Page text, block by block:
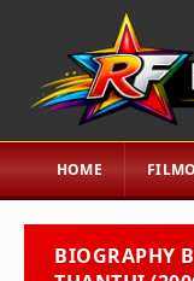
HOME
BIOGRAPHY